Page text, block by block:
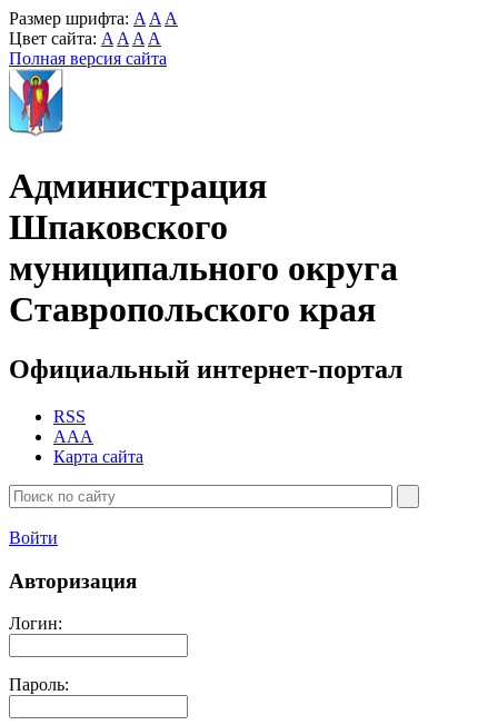
Размер шрифта: A A A
Цвет сайта: A A A A
Полная версия сайта
Администрация
Шпаковского
муниципального округа
Ставропольского края
Официальный интернет-портал
RSS
AAA
Карта сайта
Войти
Авторизация
Логин:
Пароль: